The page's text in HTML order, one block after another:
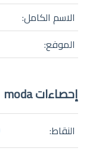
الاسم الكامل:
الموفع:
إحصاءات moda
النقاط: